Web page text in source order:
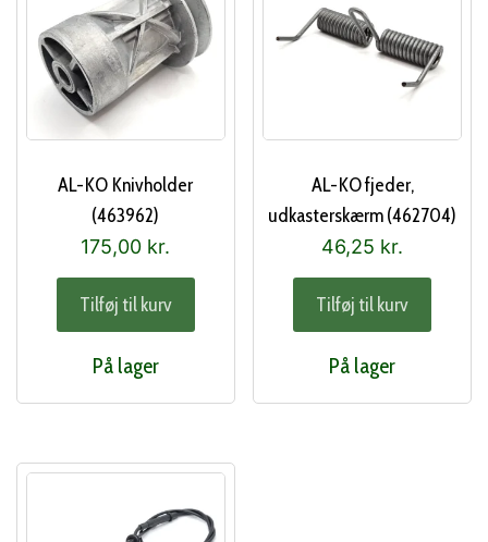
AL-KO Knivholder
(463962)
175,00 kr.
Tilføj til kurv
På lager
AL-KO fjeder,
udkasterskærm (462704)
46,25 kr.
Tilføj til kurv
På lager